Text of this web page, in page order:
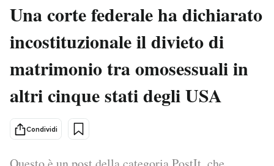
Italia
Politica
Tecnologia
Scienza
Cultura
Economia
Sport
Moda
Consumismi
Storie/Idee
Media
Mondiali calcio 2026
Una corte federale ha dichiarato
incostituzionale il divieto di
matrimonio tra omosessuali in
altri cinque stati degli USA
Condividi